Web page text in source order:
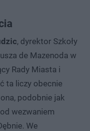
, dyrektor Szkoły
de Mazenoda w
Rady Miasta i
ta liczy obecnie
podobnie jak
wezwaniem
We